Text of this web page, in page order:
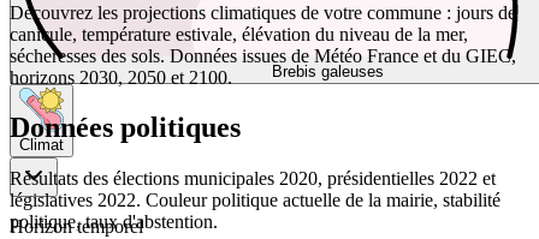
Brebis galeuses
Climat
Horizon temporel
Découvrez les projections climatiques de votre commune : jours de
canicule, température estivale, élévation du niveau de la mer,
sécheresses des sols. Données issues de Météo France et du GIEC,
horizons 2030, 2050 et 2100.
Données politiques
Résultats des élections municipales 2020, présidentielles 2022 et
législatives 2022. Couleur politique actuelle de la mairie, stabilité
politique, taux d'abstention.